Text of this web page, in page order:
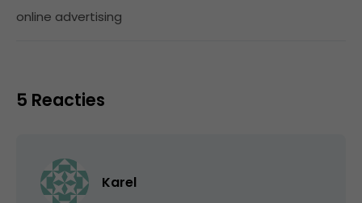
online advertising
5 Reacties
Karel